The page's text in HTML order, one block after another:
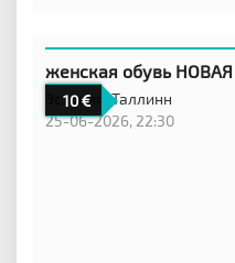
10
женская обувь НОВАЯ
Эстония,Таллинн
25-06-2026, 22:30